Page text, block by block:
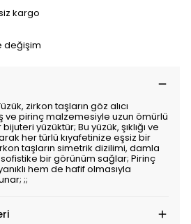
kargo
değişim
zirkon taşların göz alıcı
ve pirinç malzemesiyle uzun ömürlü
yüzüktür; Bu yüzük, şıklığı ve
her türlü kıyafetinize eşsiz bir
taşların simetrik dizilimi, damla
bir görünüm sağlar; Pirinç
hem de hafif olmasıyla
;;